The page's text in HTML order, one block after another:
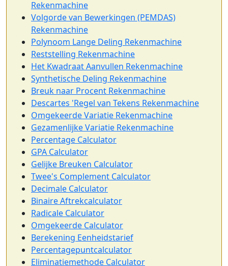
Rekenmachine
Volgorde van Bewerkingen (PEMDAS)
Rekenmachine
Polynoom Lange Deling Rekenmachine
Reststelling Rekenmachine
Het Kwadraat Aanvullen Rekenmachine
Synthetische Deling Rekenmachine
Breuk naar Procent Rekenmachine
Descartes 'Regel van Tekens Rekenmachine
Omgekeerde Variatie Rekenmachine
Gezamenlijke Variatie Rekenmachine
Percentage Calculator
GPA Calculator
Gelijke Breuken Calculator
Twee's Complement Calculator
Decimale Calculator
Binaire Aftrekcalculator
Radicale Calculator
Omgekeerde Calculator
Berekening Eenheidstarief
Percentagepuntcalculator
Eliminatiemethode Calculator